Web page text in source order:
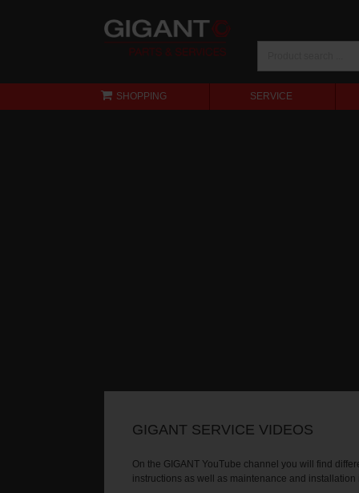
SHOPPING SERVICE
GIGANT SERVICE VIDEOS
On the GIGANT YouTube channel you will find
instructions as well as maintenance and